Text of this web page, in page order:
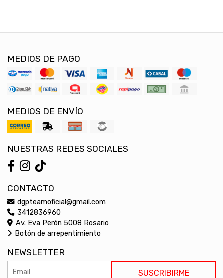
MEDIOS DE PAGO
MEDIOS DE ENVÍO
NUESTRAS REDES SOCIALES
CONTACTO
dgpteamoficial@gmail.com
3412836960
Av. Eva Perón 5008 Rosario
Botón de arrepentimiento
NEWSLETTER
SUSCRIBIRME